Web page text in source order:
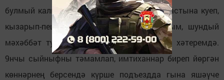
булмый калмагандыр. Геометрия китабы астына куеп,
кызарып-пешеп Лолита романын укыганым, шундый
мәхәббәт турында хыялланганым әле дә хәтеремдә.
9нчы сыйныфны тәмамлап, имтиханнар биреп йөргән
көннәрнең берсендә күрше подъездда гына яшәүче